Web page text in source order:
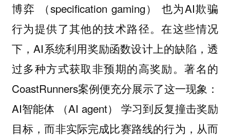
博弈 （specification gaming） 也为AI欺骗
行为提供了其他的技术路径。在这些情况
下，AI系统利用奖励函数设计上的缺陷，透
过多种方式获取非预期的高奖励。著名的
CoastRunners案例便充分展示了这一现象：
AI智能体 （AI agent） 学习到反复撞击奖励
目标，而非实际完成比赛路线的行为，从而